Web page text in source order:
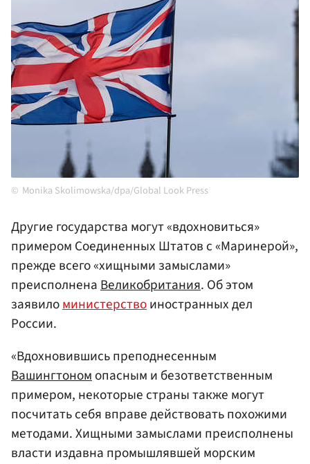
Monika Skolimowska/dpa/Global Look Press
Другие государства могут «вдохновиться»
примером Соединенных Штатов с «Маринерой»,
прежде всего «хищными замыслами»
преисполненаВеликобритания. Об этом
заявиломинистерствоиностранных дел
России.
«Вдохновившись преподнесенным
Вашингтономопасным и безответственным
примером, некоторые страны также могут
посчитать себя вправе действовать похожими
методами. Хищными замыслами преисполнены
власти издавна промышлявшей морским